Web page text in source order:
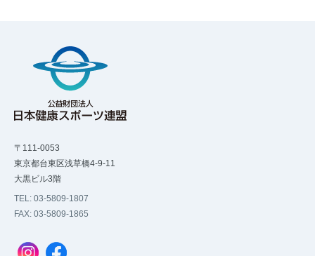
〒111-0053
東京都台東区浅草橋4-9-11
大黒ビル3階
TEL: 03-5809-1807
FAX: 03-5809-1865